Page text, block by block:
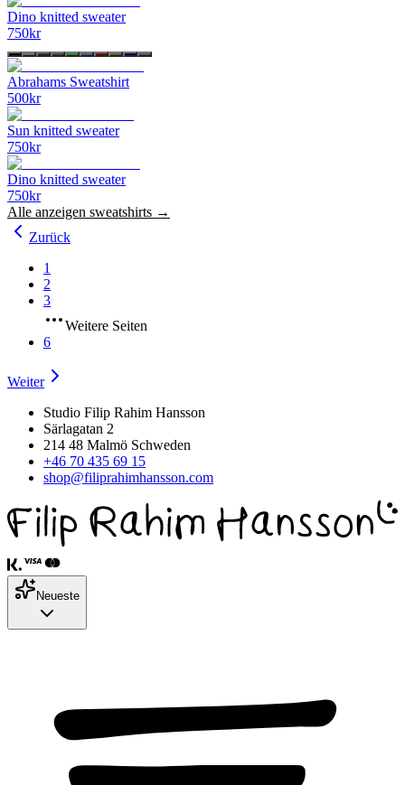
Dino knitted sweater
750kr
Abrahams Sweatshirt
500kr
Sun knitted sweater
750kr
Dino knitted sweater
750kr
Alle anzeigen sweatshirts →
Zurück
1
2
3
Weitere Seiten
6
Weiter
Studio Filip Rahim Hansson
Särlagatan 2
214 48 Malmö Schweden
+46 70 435 69 15
shop@filiprahimhansson.com
Neueste